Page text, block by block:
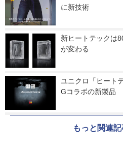
に新技術
新ヒートテックは
が変わる
ユニクロ「ヒート
Gコラボの新製品
もっと関連